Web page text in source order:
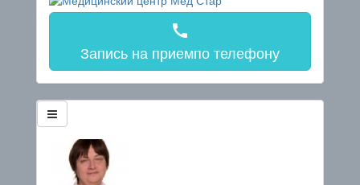
call
Запись на приемпо телефону